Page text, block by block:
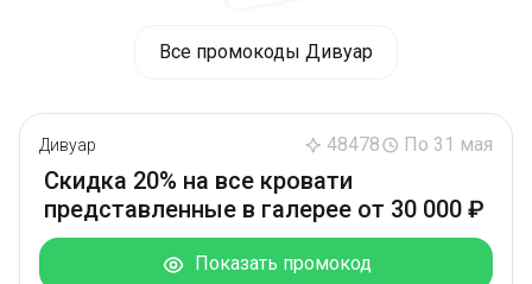
Все промокоды Дивуар
Дивуар 48478 По 31 мая
Скидка 20% на все кровати
представленные в галерее от 30 000 ₽
Показать промокод